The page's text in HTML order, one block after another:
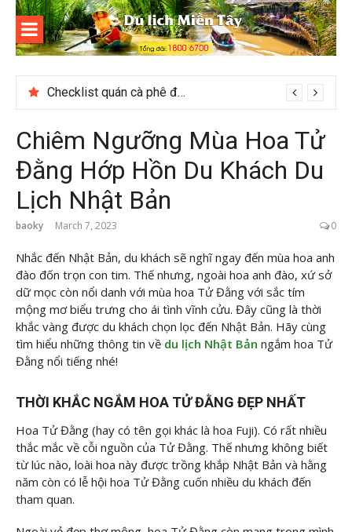
Skip
content
Du lịch
Miền Tây
Du lịch Hạ Long Tết 2026: Hành trình khám phá di sản nổi tiếngChecklist quán cà phê đẹp dịp 2/9 ở Đà Lạt nên ghé
Chiêm Ngưỡng Mùa Hoa Tử
Đằng Hớp Hồn Du Khách Du
Lịch Nhật Bản
baoky March 7, 2023 0
Nhắc đến Nhật Bản, du khách sẽ nghĩ ngay đến mùa hoa anh
đào đốn trọn con tim. Thế nhưng, ngoài hoa anh đào, xứ sở
dữ mọc còn nổi danh với mùa hoa Tử Đằng với sắc tím
mộng mơ biểu trưng cho ái tình vĩnh cửu. Đây cũng là thời
khắc vàng được du khách chọn lọc đến Nhật Bản. Hãy cùng
tìm hiểu những thông tin về du lịch Nhật Bản ngắm hoa Tử
Đằng nổi tiếng nhé!
THỜI KHẮC NGẮM HOA TỬ ĐẰNG ĐẸP NHẤT
Hoa Tử Đằng (hay có tên gọi khác là hoa Fuji). Có rất nhiều
thắc mắc về cỗi nguồn của Tử Đằng. Thế nhưng không biết
từ lúc nào, loài hoa này được trồng khắp Nhật Bản và hằng
năm còn có lễ hội hoa Tử Đằng cuốn nhiều du khách đến
tham quan.